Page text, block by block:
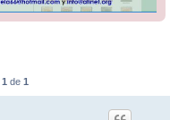
1 de 1